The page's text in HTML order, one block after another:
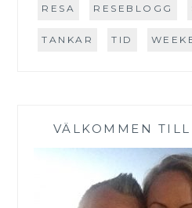
RESA RESEBLOGG
TANKAR TID
VÄLKOMMEN